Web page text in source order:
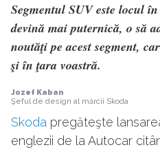
Segmentul SUV este locul
devină mai puternică, o să
noutăţi pe acest segment,
şi în ţara voastră.
Jozef Kaban
Şeful de design al mărcii Skoda
Skoda pregăteşte
englezii de la Autocar